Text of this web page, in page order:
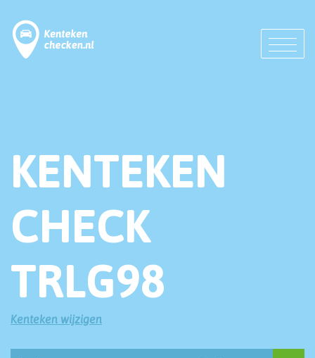
KENTEKEN
CHECK
TRLG98
Kenteken wijzigen